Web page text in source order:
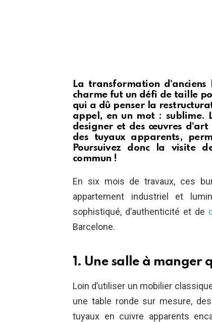
La transformation
charme fut un défi de taille
qui a dû penser la
appel, en un mot : sublime.
designer et des œuvres d’art
des tuyaux apparents,
Poursuivez donc la visite
commun !
En six mois de travaux, ces
appartement industriel et
sophistiqué, d’authenticité et de
Barcelone.
1. Une salle à manger
Loin d’utiliser un mobilier
une table ronde sur mesure,
tuyaux en cuivre apparents